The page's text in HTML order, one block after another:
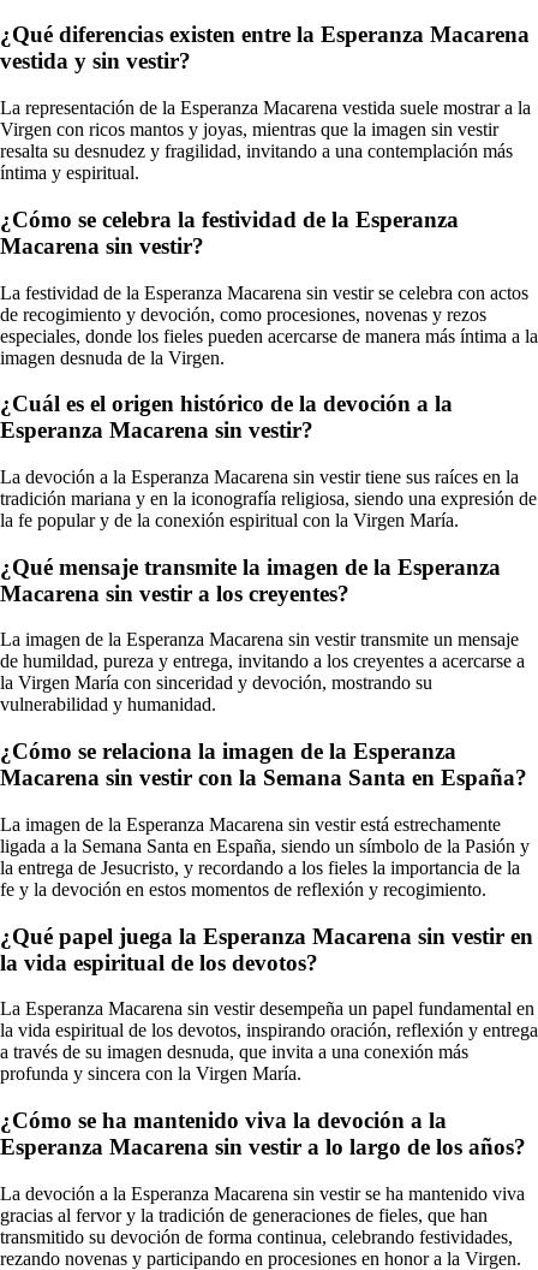
¿Qué diferencias existen entre la Esperanza Macarena
vestida y sin vestir?
La representación de la Esperanza Macarena vestida suele mostrar a la
Virgen con ricos mantos y joyas, mientras que la imagen sin vestir
resalta su desnudez y fragilidad, invitando a una contemplación más
íntima y espiritual.
¿Cómo se celebra la festividad de la Esperanza
Macarena sin vestir?
La festividad de la Esperanza Macarena sin vestir se celebra con actos
de recogimiento y devoción, como procesiones, novenas y rezos
especiales, donde los fieles pueden acercarse de manera más íntima a la
imagen desnuda de la Virgen.
¿Cuál es el origen histórico de la devoción a la
Esperanza Macarena sin vestir?
La devoción a la Esperanza Macarena sin vestir tiene sus raíces en la
tradición mariana y en la iconografía religiosa, siendo una expresión de
la fe popular y de la conexión espiritual con la Virgen María.
¿Qué mensaje transmite la imagen de la Esperanza
Macarena sin vestir a los creyentes?
La imagen de la Esperanza Macarena sin vestir transmite un mensaje
de humildad, pureza y entrega, invitando a los creyentes a acercarse a
la Virgen María con sinceridad y devoción, mostrando su
vulnerabilidad y humanidad.
¿Cómo se relaciona la imagen de la Esperanza
Macarena sin vestir con la Semana Santa en España?
La imagen de la Esperanza Macarena sin vestir está estrechamente
ligada a la Semana Santa en España, siendo un símbolo de la Pasión y
la entrega de Jesucristo, y recordando a los fieles la importancia de la
fe y la devoción en estos momentos de reflexión y recogimiento.
¿Qué papel juega la Esperanza Macarena sin vestir en
la vida espiritual de los devotos?
La Esperanza Macarena sin vestir desempeña un papel fundamental en
la vida espiritual de los devotos, inspirando oración, reflexión y entrega
a través de su imagen desnuda, que invita a una conexión más
profunda y sincera con la Virgen María.
¿Cómo se ha mantenido viva la devoción a la
Esperanza Macarena sin vestir a lo largo de los años?
La devoción a la Esperanza Macarena sin vestir se ha mantenido viva
gracias al fervor y la tradición de generaciones de fieles, que han
transmitido su devoción de forma continua, celebrando festividades,
rezando novenas y participando en procesiones en honor a la Virgen.